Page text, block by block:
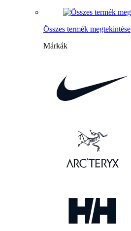
Összes termék megtekintése
Márkák